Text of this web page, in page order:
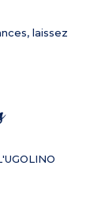
laissez